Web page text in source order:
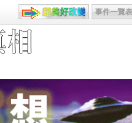
事件一覽表